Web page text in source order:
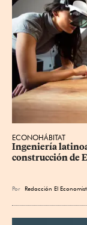
ECONOHÁBITAT
Ingeniería
construcción de
Por Redacción El